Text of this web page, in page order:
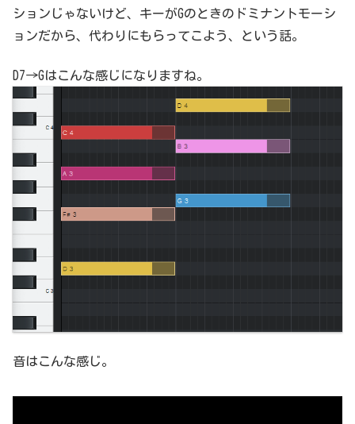
ションじゃないけど、キーがGのときのドミナントモーシ
ョンだから、代わりにもらってこよう、という話。
D7→Gはこんな感じになりますね。
音はこんな感じ。